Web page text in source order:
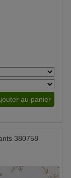
au panier
380758